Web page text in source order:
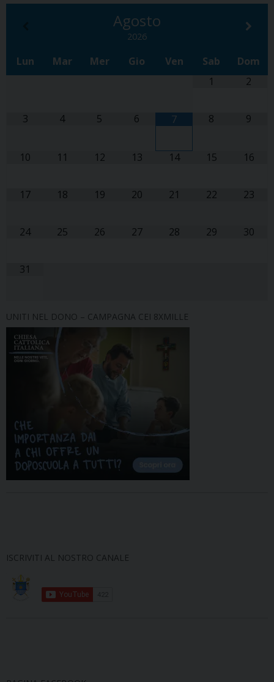
Agosto
2026
Lun Mar Mer Gio Ven Sab
Dom
1
2
3 4 5 6 7 8 9
10 11 12 13 14 15 16
17 18 19 20 21 22 23
24 25 26 27 28 29 30
31
UNITI NEL DONO – CAMPAGNA CEI 8XMILLE
ISCRIVITI AL NOSTRO CANALE